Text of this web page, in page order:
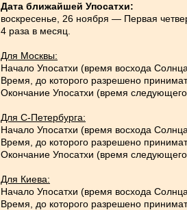
Дата ближайшей Упосатхи:
воскресенье, 26 ноября — Первая
4 раза в месяц.
Для Москвы:
Начало Упосатхи (время восхода
Время, до которого разрешено
Окончание Упосатхи (время
Для С-Петербурга:
Начало Упосатхи (время восхода
Время, до которого разрешено
Окончание Упосатхи (время
Для Киева:
Начало Упосатхи (время восхода
Время, до которого разрешено